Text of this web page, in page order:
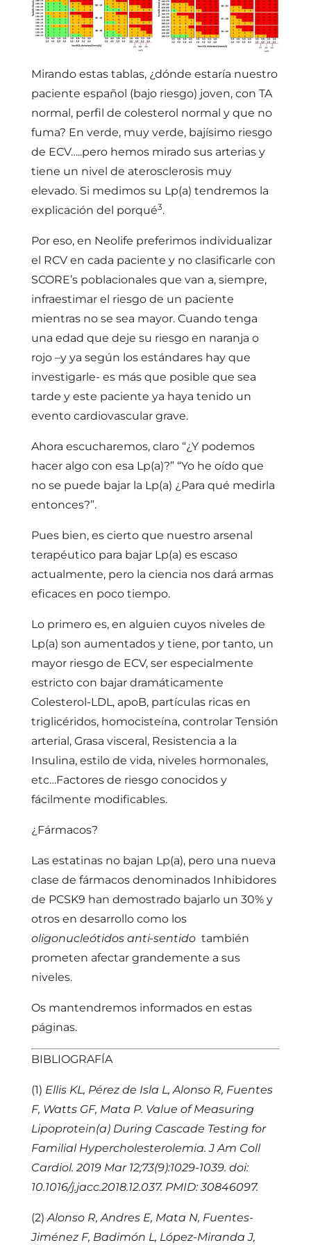
Mirando estas tablas, ¿dónde estaría nuestro
paciente español (bajo riesgo) joven, con TA
normal, perfil de colesterol normal y que no
fuma? En verde, muy verde, bajísimo riesgo
de ECV…..pero hemos mirado sus arterias y
tiene un nivel de aterosclerosis muy
elevado. Si medimos su Lp(a) tendremos la
explicación del porqué3.
Por eso, en Neolife preferimos individualizar
el RCV en cada paciente y no clasificarle con
SCORE’s poblacionales que van a, siempre,
infraestimar el riesgo de un paciente
mientras no se sea mayor. Cuando tenga
una edad que deje su riesgo en naranja o
rojo –y ya según los estándares hay que
investigarle- es más que posible que sea
tarde y este paciente ya haya tenido un
evento cardiovascular grave.
Ahora escucharemos, claro “¿Y podemos
hacer algo con esa Lp(a)?” “Yo he oído que
no se puede bajar la Lp(a) ¿Para qué medirla
entonces?”.
Pues bien, es cierto que nuestro arsenal
terapéutico para bajar Lp(a) es escaso
actualmente, pero la ciencia nos dará armas
eficaces en poco tiempo.
Lo primero es, en alguien cuyos niveles de
Lp(a) son aumentados y tiene, por tanto, un
mayor riesgo de ECV, ser especialmente
estricto con bajar dramáticamente
Colesterol-LDL, apoB, partículas ricas en
triglicéridos, homocisteína, controlar Tensión
arterial, Grasa visceral, Resistencia a la
Insulina, estilo de vida, niveles hormonales,
etc…Factores de riesgo conocidos y
fácilmente modificables.
¿Fármacos?
Las estatinas no bajan Lp(a), pero una nueva
clase de fármacos denominados Inhibidores
de PCSK9 han demostrado bajarlo un 30% y
otros en desarrollo como los
oligonucleótidos anti-sentido también
prometen afectar grandemente a sus
niveles.
Os mantendremos informados en estas
páginas.
BIBLIOGRAFÍA
(1) Ellis KL, Pérez de Isla L, Alonso R, Fuentes
F, Watts GF, Mata P. Value of Measuring
Lipoprotein(a) During Cascade Testing for
Familial Hypercholesterolemia. J Am Coll
Cardiol. 2019 Mar 12;73(9):1029-1039. doi:
10.1016/j.jacc.2018.12.037. PMID: 30846097.
(2)Alonso R, Andres E, Mata N, Fuentes-
Jiménez F, Badimón L, López-Miranda J,